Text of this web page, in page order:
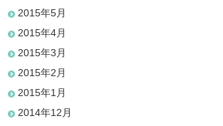
2015年5月
2015年4月
2015年3月
2015年2月
2015年1月
2014年12月